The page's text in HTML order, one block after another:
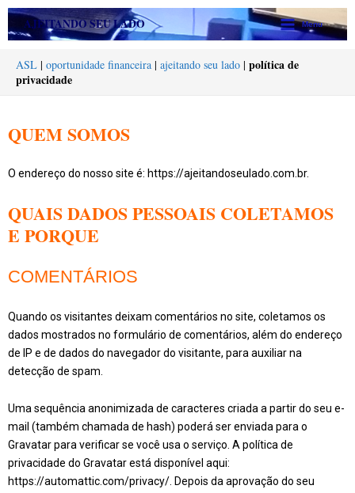
para
conteúdo
AJEITANDO SEU LADO
Main
Menu
ASL | oportunidade financeira | ajeitando seu lado | política de
privacidade
QUEM SOMOS
O endereço do nosso site é: https://ajeitandoseulado.com.br.
QUAIS DADOS PESSOAIS COLETAMOS
E PORQUE
COMENTÁRIOS
Quando os visitantes deixam comentários no site, coletamos os
dados mostrados no formulário de comentários, além do endereço
de IP e de dados do navegador do visitante, para auxiliar na
detecção de spam.
Uma sequência anonimizada de caracteres criada a partir do seu e-
mail (também chamada de hash) poderá ser enviada para o
Gravatar para verificar se você usa o serviço. A política de
privacidade do Gravatar está disponível aqui:
https://automattic.com/privacy/. Depois da aprovação do seu